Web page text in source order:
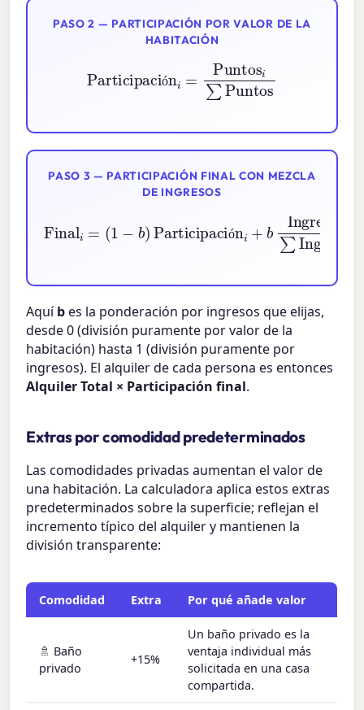
PASO 2 — PARTICIPACIÓN POR VALOR DE LA
HABITACIÓN
ó
Puntosi∑Puntos
PASO 3 — PARTICIPACIÓN FINAL CON MEZCLA
DE INGRESOS
ó
Ingresos
Aquíbes la ponderación por ingresos que elijas,
desde 0 (división puramente por valor de la
habitación) hasta 1 (división puramente por
ingresos). El alquiler de cada persona es entonces
Alquiler Total × Participación final.
Extras por comodidad predeterminados
Las comodidades privadas aumentan el valor de
una habitación. La calculadora aplica estos extras
predeterminados sobre la superficie; reflejan el
incremento típico del alquiler y mantienen la
división transparente:
Comodidad Extra Por qué añade valor
🚿 Baño
privado
+15%
Un baño privado es la
ventaja individual más
solicitada en una casa
compartida.